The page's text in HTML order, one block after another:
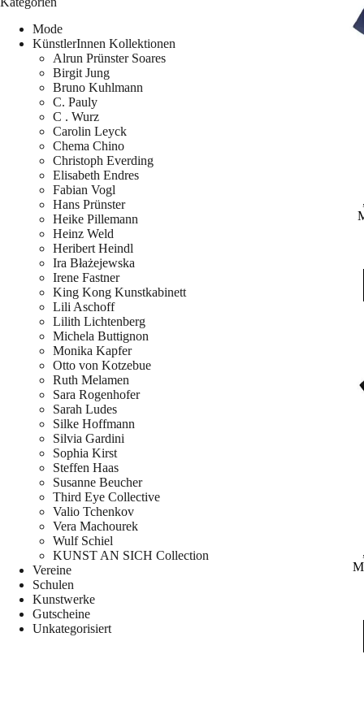
Mode
KünstlerInnen Kollektionen
Alrun Prünster Soares
Birgit Jung
Bruno Kuhlmann
C. Pauly
C . Wurz
Carolin Leyck
Chema Chino
Christoph Everding
Elisabeth Endres
Fabian Vogl
Hans Prünster
Heike Pillemann
Heinz Weld
Heribert Heindl
Ira Błażejewska
Irene Fastner
King Kong Kunstkabinett
Lili Aschoff
Lilith Lichtenberg
Michela Buttignon
Monika Kapfer
Otto von Kotzebue
Ruth Melamen
Sara Rogenhofer
Sarah Ludes
Silke Hoffmann
Silvia Gardini
Sophia Kirst
Steffen Haas
Susanne Beucher
Third Eye Collective
Valio Tchenkov
Vera Machourek
Wulf Schiel
KUNST AN SICH Collection
Vereine
Schulen
Kunstwerke
Gutscheine
Unkategorisiert